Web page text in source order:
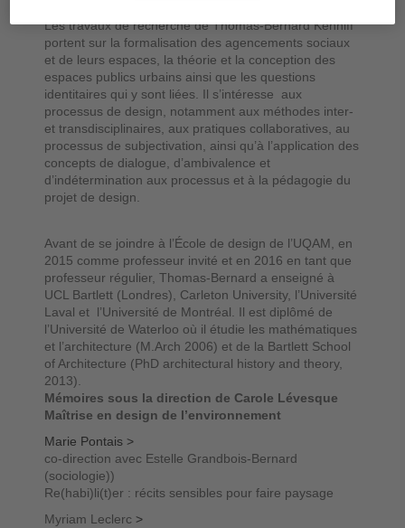
Les travaux de recherche de Thomas-Bernard Kenniff
portent sur la formalisation des agencements sociaux
et de leurs espaces, la théorie et la conception des
espaces publics urbains ainsi que les questions
identitaires qui y sont liées. Il s’intéresse aux
processus de design, notamment aux méthodes inter-
et transdisciplinaires, aux pratiques collaboratives, au
processus de subjectivation, ainsi qu’à l’application des
concepts de dialogue, d’ambivalence et
d’indétermination aux processus et à la pédagogie du
projet de design.
Avant de se joindre à l’École de design de l’UQAM, en
2015 comme professeur invité et en 2016 en tant que
professeur régulier, Thomas-Bernard a enseigné à
UCL Bartlett (Londres), Carleton University, l’Université
Laval et l’Université de Montréal. Il est diplômé de
l’Université de Waterloo où il étudie les mathématiques
et l’architecture (M.Arch 2006) et de la Bartlett School
of Architecture (PhD architectural history and theory,
2013).
Mémoires sous la direction de Carole Lévesque
Maîtrise en design de l’environnement
Marie Pontais >
co-direction avec Estelle Grandbois-Bernard
(sociologie))
Re(habi)li(t)er : récits sensibles pour faire paysage
Myriam Leclerc >